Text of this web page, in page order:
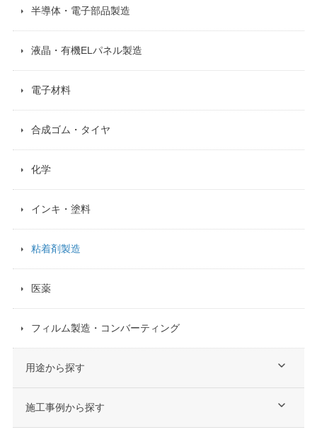
半導体・電子部品製造
液晶・有機ELパネル製造
電子材料
合成ゴム・タイヤ
化学
インキ・塗料
粘着剤製造
医薬
フィルム製造・コンバーティング
用途から探す
施工事例から探す